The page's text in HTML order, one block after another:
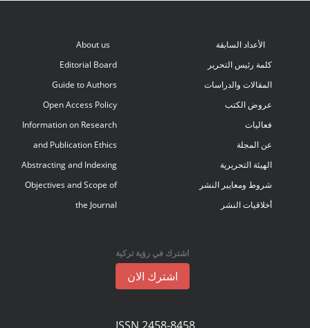
الأعداد السابقة
كلمة رئيس التحرير
المقالات والدراسات
عروض الكتب
فعاليات
عن المجلة
الهيئة التحريرية
شروط ومعايير النشر
أخلاقيات النشر
About us
Editorial Board
Guide to Authors
Open Access Policy
Information on Research
and Publication Ethics
Abstracting and Indexing
Objectives and Scope of
the Journal
اشترك في رؤية تركية
اشترك الان